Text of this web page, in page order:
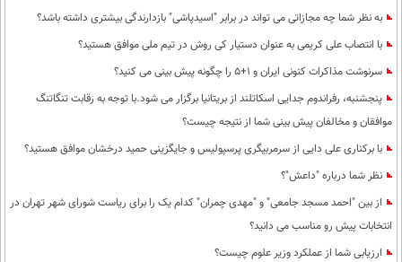
به نظر شما چه مجازاتی می تواند در برابر "اسید‌پاشی" بازدارندگی بیشتری داشته باشد؟
با انتصاب علی کریمی به عنوان دستیار کی روش در تیم ملی موافق هستید؟
سرنوشت مذاکرات کنونی ایران و 1+5 را چگونه پیش بینی می کنید؟
پنجشنبه، رفراندوم جدایی اسکاتلند از بریتانیا برگزار می شود.با توجه به رقابت تنگاتنگ
موافقان و مخالفان پیش بینی شما از نتیجه چیست؟
با برکناری علی دایی از سرمربیگری پرسپولیس و جایگزینی حمید درخشان موافق هستید؟
نظر شما درباره "داعش"؟
از بین "احمد مسجد جامعی" و "مهدی چمران" کدام یک را برای ریاست شورای شهر تهران در
انتخابات پیش رو مناسب می دانید؟
ارزیابی شما از عملکرد وزیر علوم چیست؟